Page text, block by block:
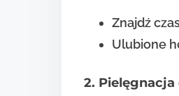
Znajdź
Ulubione
2. Pielęgnacja